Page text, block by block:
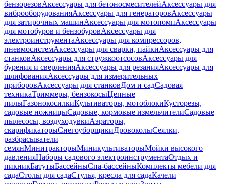
бензорезовАксессуары для бетоносмесителейАксессуары для
виброоборудованияАксессуары для генераторовАксессуары
для затирочных машинАксессуары для мотопомпАксессуары
для мотобуров и бензобуровАксессуары для
электроинструментаАксессуары для компрессоров,
пневмосистемАксессуары для сварки, пайкиАксессуары для
станковАксессуары для стружкоотсосовАксессуары для
бурения и сверленияАксессуары для резанияАксессуары для
шлифованияАксессуары для измерительных
приборовАксессуары для станковДом и садСадовая
техникаТриммеры, бензокосыЦепные
пилыГазонокосилкиКультиваторы, мотоблокиКусторезы,
садовые ножницыСадовые, кормовые измельчителиСадовые
пылесосы, воздуходувкиАэраторы,
скарификаторыСнегоуборщикиДровоколыСеялки,
разбрасыватели
семянМинитракторыМиникультиваторыМойки высокого
давленияНаборы садового электроинструментаОтдых и
пикникБатутыБассейныСпа-бассейныКомплекты мебели для
садаСтолы для садаСтулья, кресла для садаКачели